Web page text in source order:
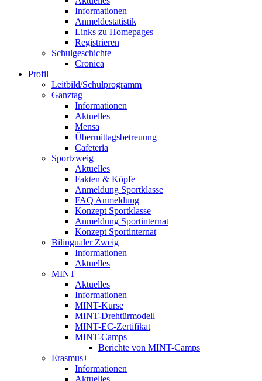
Informationen
Anmeldestatistik
Links zu Homepages
Registrieren
Schulgeschichte
Cronica
Profil
Leitbild/Schulprogramm
Ganztag
Informationen
Aktuelles
Mensa
Übermittagsbetreuung
Cafeteria
Sportzweig
Aktuelles
Fakten & Köpfe
Anmeldung Sportklasse
FAQ Anmeldung
Konzept Sportklasse
Anmeldung Sportinternat
Konzept Sportinternat
Bilingualer Zweig
Informationen
Aktuelles
MINT
Aktuelles
Informationen
MINT-Kurse
MINT-Drehtürmodell
MINT-EC-Zertifikat
MINT-Camps
Berichte von MINT-Camps
Erasmus+
Informationen
Aktuelles